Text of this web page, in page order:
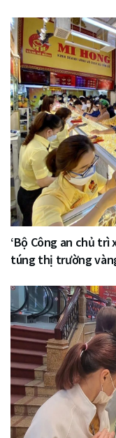
‘Bộ Công an chủ
túng thị trường